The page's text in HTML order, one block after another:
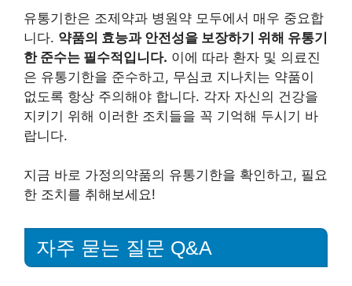
유통기한은 조제약과 병원약 모두에서 매우 중요합
니다. 약품의 효능과 안전성을 보장하기 위해 유통기
한 준수는 필수적입니다. 이에 따라 환자 및 의료진
은 유통기한을 준수하고, 무심코 지나치는 약품이
없도록 항상 주의해야 합니다. 각자 자신의 건강을
지키기 위해 이러한 조치들을 꼭 기억해 두시기 바
랍니다.
지금 바로 가정의약품의 유통기한을 확인하고, 필요
한 조치를 취해보세요!
자주 묻는 질문 Q&A